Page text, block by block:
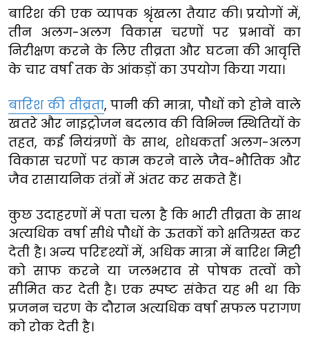
बारिश की एक व्यापक श्रृंखला तैयार की। प्रयोगों में,
तीन अलग-अलग विकास चरणों पर प्रभावों का
निरीक्षण करने के लिए तीव्रता और घटना की आवृत्ति
के चार वर्षा तक के आंकड़ों का उपयोग किया गया।
बारिश की तीव्रता, पानी की मात्रा, पौधों को होने वाले
खतरे और नाइट्रोजन बदलाव की विभिन्न स्थितियों के
तहत, कई नियंत्रणों के साथ, शोधकर्ता अलग-अलग
विकास चरणों पर काम करने वाले जैव-भौतिक और
जैव रासायनिक तंत्रों में अंतर कर सकते हैं।
कुछ उदाहरणों में पता चला है कि भारी तीव्रता के साथ
अत्यधिक वर्षा सीधे पौधों के ऊतकों को क्षतिग्रस्त कर
देती है। अन्य परिदृश्यों में, अधिक मात्रा में बारिश मिट्टी
को साफ करने या जलभराव से पोषक तत्वों को
सीमित कर देती है। एक स्पष्ट संकेत यह भी था कि
प्रजनन चरण के दौरान अत्यधिक वर्षा सफल परागण
को रोक देती है।